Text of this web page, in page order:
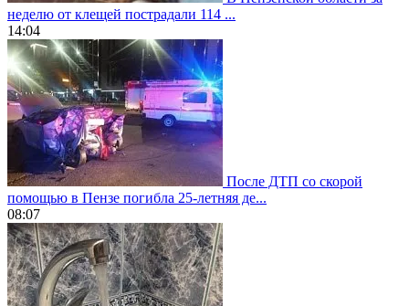
неделю от клещей пострадали 114 ...
14:04
После ДТП со скорой
помощью в Пензе погибла 25-летняя де...
08:07